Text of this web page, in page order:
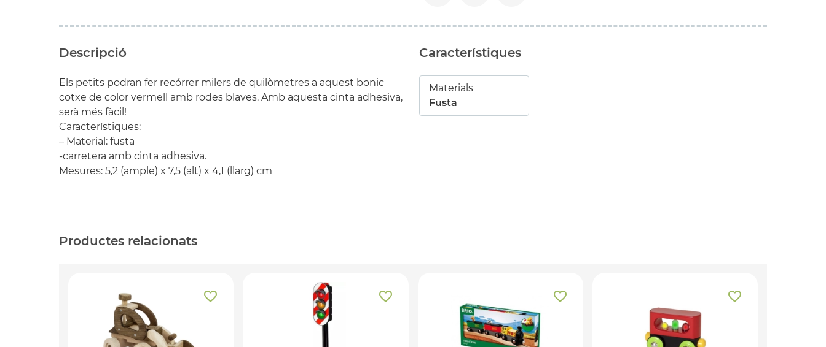
Descripció
Els petits podran fer recórrer milers de quilòmetres a aquest bonic
cotxe de color vermell amb rodes blaves. Amb aquesta cinta adhesiva,
serà més fàcil!
Característiques:
– Material: fusta
-carretera amb cinta adhesiva.
Mesures: 5,2 (ample) x 7,5 (alt) x 4,1 (llarg) cm
Característiques
Materials
Fusta
Productes relacionats